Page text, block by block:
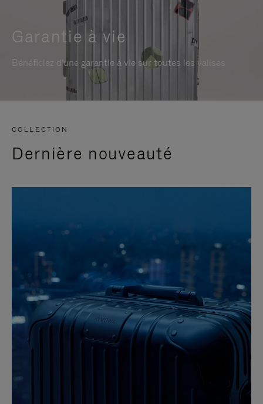
Garantie à vie
Bénéficiez d'une garantie à vie sur toutes les valises
COLLECTION
Dernière nouveauté